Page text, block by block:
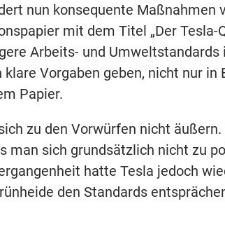
nun konsequente Maßnahmen
mit dem Titel „Der Tesla-
Arbeits- und
Vorgaben geben, nicht nur in
Papier.
zu den Vorwürfen nicht
man sich grundsätzlich nicht zu
hatte Tesla jedoch
den Standards